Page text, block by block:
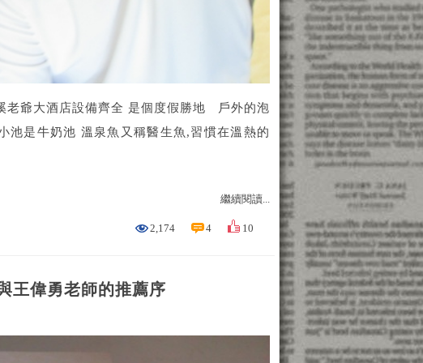
爺大酒店設備齊全 是個度假勝地 戶外的泡
池是牛奶池 溫泉魚又稱醫生魚,習慣在溫熱的
繼續閱讀...
2,174 4 10
王偉勇老師的推薦序